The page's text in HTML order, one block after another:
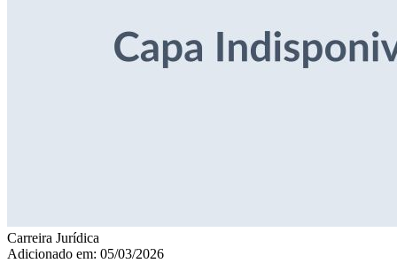
Carreira Jurídica
Adicionado em: 05/03/2026